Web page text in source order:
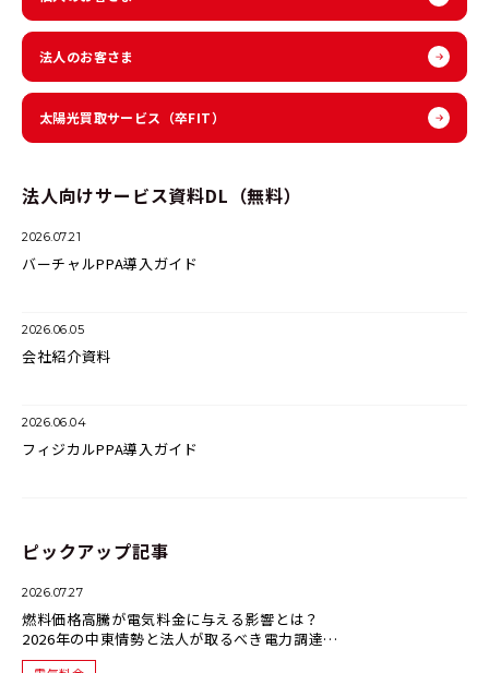
法人のお客さま
太陽光買取サービス （卒FIT）
法人向けサービス資料DL（無料）
2026.07.21
バーチャルPPA導入ガイド
2026.06.05
会社紹介資料
2026.06.04
フィジカルPPA導入ガイド
ピックアップ記事
2026.07.27
燃料価格高騰が電気料金に与える影響とは？
2026年の中東情勢と法人が取るべき電力調達戦
略